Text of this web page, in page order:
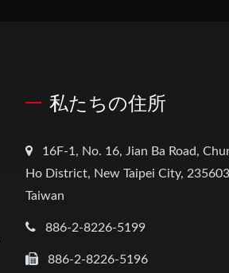
私たちの住所
16F-1, No. 16, Jian Ba Road,
Ho District, New Taipei City, 235603
Taiwan
886-2-8226-5199
886-2-8226-5196